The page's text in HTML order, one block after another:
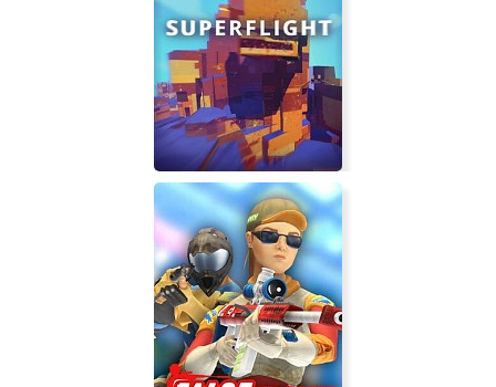
Oozi: Earth Adventure
Superflight